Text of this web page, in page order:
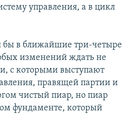
управления, а в цикл
бы в ближайшие три-четыре
изменений ждать не
с которыми выступают
правящей партии и
чистый пиар, но пиар
фундаменте, который